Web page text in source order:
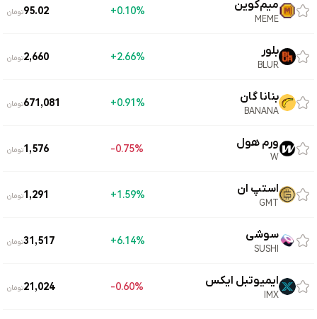
میم‌کوین
MEME
0.10%+
95.02تومان
بلور
BLUR
2.66%+
2,660تومان
بنانا گان
BANANA
0.91%+
671,081تومان
ورم هول
W
0.75%-
1,576تومان
استپ ان
GMT
1.59%+
1,291تومان
سوشی
SUSHI
6.14%+
31,517تومان
ایمیوتبل ایکس
IMX
0.60%-
21,024تومان